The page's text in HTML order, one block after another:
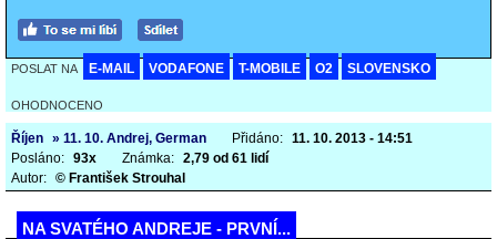
POSLAT NA E-MAIL VODAFONE T-MOBILE O2 SLOVENSKO
OHODNOCENO
Říjen » 11. 10. Andrej, German Přidáno: 11. 10. 2013 - 14:51
Posláno: 93x Známka: 2,79 od 61 lidí
Autor: © František Strouhal
NA SVATÉHO ANDREJE - PRVNÍ...